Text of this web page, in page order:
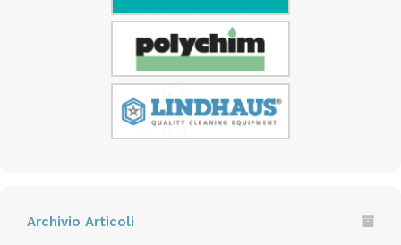
Archivio Articoli